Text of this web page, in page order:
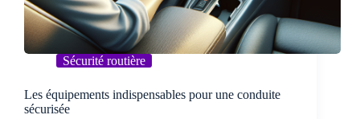
Sécurité routière
Les équipements indispensables pour une conduite
sécurisée